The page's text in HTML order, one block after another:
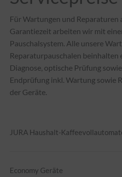
Für Wartungen und Reparaturen
Garantiezeit arbeiten wir mit
Pauschalsystem. Alle unsere
Reparaturpauschalen beinhalten
Diagnose, optische Prüfung
Endprüfung inkl. Wartung sowie
der Geräte.
JURA Haushalt-
Economy Geräte